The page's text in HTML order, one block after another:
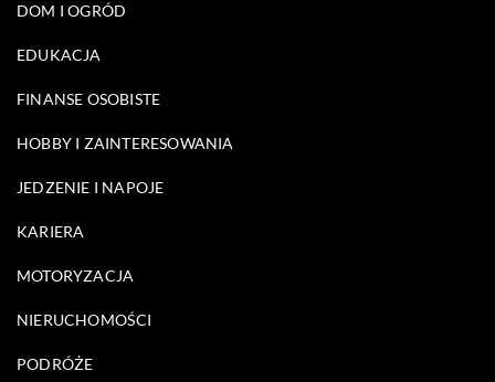
DOM I OGRÓD
EDUKACJA
FINANSE OSOBISTE
HOBBY I ZAINTERESOWANIA
JEDZENIE I NAPOJE
KARIERA
MOTORYZACJA
NIERUCHOMOŚCI
PODRÓŻE